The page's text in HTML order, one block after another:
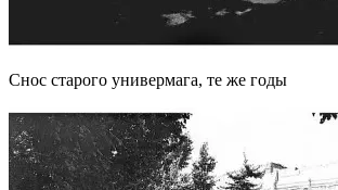
Снос старого универмага, те же годы